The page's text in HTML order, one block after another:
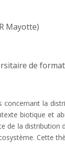
Mayotte)
de
concernant la
biotique et
de la
Cette